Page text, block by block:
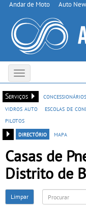
Andar de Moto Auto
Toggle
navigation
Serviços
concessionários
vidros auto
escolas de
pilotos
directório
mapa
Casas de
Distrito de
Limpar